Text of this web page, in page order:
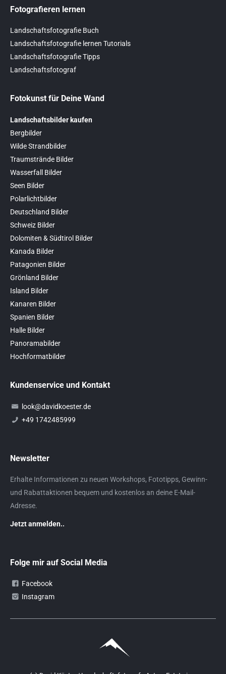
Fotografieren lernen
Landschaftsfotografie Buch
Landschaftsfotografie lernen Tutorials
Landschaftsfotografie Tipps
Landschaftsfotograf
Fotokunst für Deine Wand
Landschaftsbilder kaufen
Bergbilder
Wilde Strandbilder
Traumstrände Bilder
Wasserfall Bilder
Seen Bilder
Polarlichtbilder
Deutschland Bilder
Schweiz Bilder
Dolomiten & Südtirol Bilder
Kanada Bilder
Patagonien Bilder
Grönland Bilder
Island Bilder
Kanaren Bilder
Spanien Bilder
Halle Bilder
Panoramabilder
Hochformatbilder
Kundenservice und Kontakt
look@davidkoester.de
+49 1742485999
Newsletter
Erhalte Informationen zu neuen Workshops, Fototipps, Gewinn-
und Rabattaktionen bequem und kostenlos an deine E-Mail-
Adresse.
Jetzt anmelden..
Folge mir auf Social Media
Facebook
Instagram